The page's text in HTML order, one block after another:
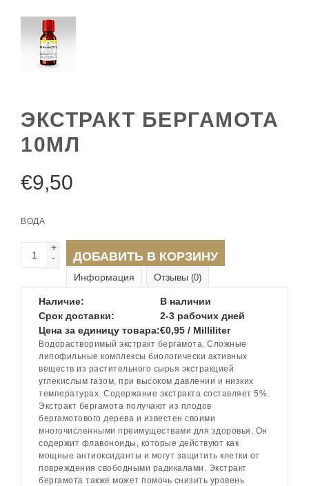
ЭКСТРАКТ БЕРГАМОТА
10МЛ
€9,50
ВОДА
+
-
ДОБАВИТЬ В КОРЗИНУ
Информация Отзывы (0)
Наличие:
В наличии
Срок доставки:
2-3 рабочих дней
Цена за единицу товара:€0,95 / Milliliter
Водорастворимый экстракт бергамота. Сложные
липофильные комплексы биологически активных
веществ из растительного сырья экстракцией
углекислым газом, при высоком давлении и низких
температурах. Содержание экстракта составляет 5%.
Экстракт бергамота получают из плодов
бергамотового дерева и известен своими
многочисленными преимуществами для здоровья. Он
содержит флавоноиды, которые действуют как
мощные антиоксиданты и могут защитить клетки от
повреждения свободными радикалами. Экстракт
бергамота также может помочь снизить уровень